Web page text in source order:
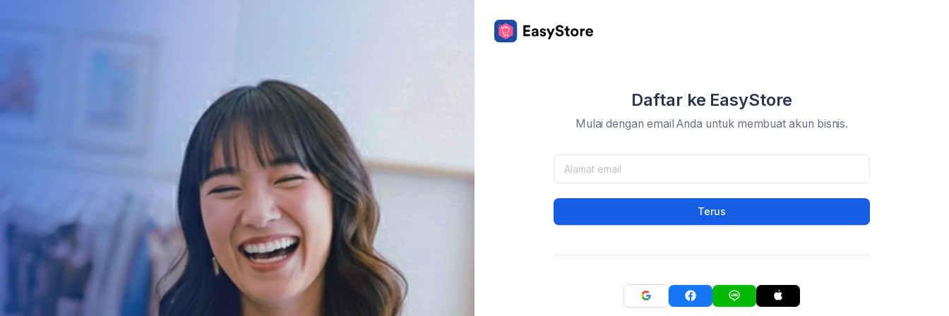
Daftar ke EasyStore
Mulai dengan email Anda untuk membuat akun bisnis.
Terus